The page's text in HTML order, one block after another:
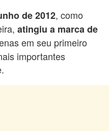
de 2012, como
atingiu a marca de
em seu primeiro
importantes